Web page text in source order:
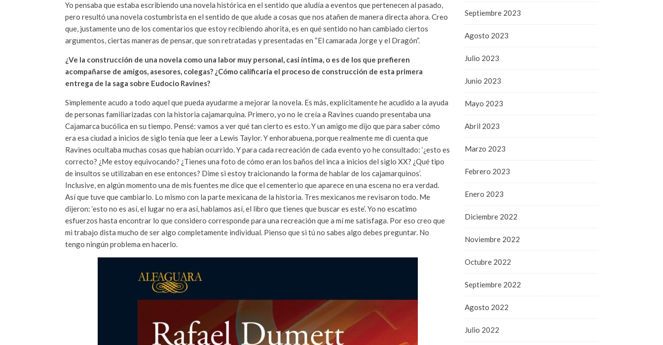
Yo pensaba que estaba escribiendo una novela histórica en el sentido que aludía a eventos que pertenecen al pasado,
pero resultó una novela costumbrista en el sentido de que alude a cosas que nos atañen de manera directa ahora. Creo
que, justamente uno de los comentarios que estoy recibiendo ahorita, es en qué sentido no han cambiado ciertos
argumentos, ciertas maneras de pensar, que son retratadas y presentadas en “El camarada Jorge y el Dragón”.
¿Ve la construcción de una novela como una labor muy personal, casi íntima, o es de los que prefieren
acompañarse de amigos, asesores, colegas? ¿Cómo calificaría el proceso de construcción de esta primera
entrega de la saga sobre Eudocio Ravines?
Simplemente acudo a todo aquel que pueda ayudarme a mejorar la novela. Es más, explícitamente he acudido a la ayuda
de personas familiarizadas con la historia cajamarquina. Primero, yo no le creía a Ravines cuando presentaba una
Cajamarca bucólica en su tiempo. Pensé: vamos a ver qué tan cierto es esto. Y un amigo me dijo que para saber cómo
era esa ciudad a inicios de siglo tenía que leer a Lewis Taylor. Y enhorabuena, porque realmente me di cuenta que
Ravines ocultaba muchas cosas que habían ocurrido. Y para cada recreación de cada evento yo he consultado: ‘¿esto es
correcto? ¿Me estoy equivocando? ¿Tienes una foto de cómo eran los baños del inca a inicios del siglo XX? ¿Qué tipo
de insultos se utilizaban en ese entonces? Dime si estoy traicionando la forma de hablar de los cajamarquinos’.
Inclusive, en algún momento una de mis fuentes me dice que el cementerio que aparece en una escena no era verdad.
Así que tuve que cambiarlo. Lo mismo con la parte mexicana de la historia. Tres mexicanos me revisaron todo. Me
dijeron: ‘esto no es así, el lugar no era así, hablamos así, el libro que tienes que buscar es este’. Yo no escatimo
esfuerzos hasta encontrar lo que considero corresponde para una recreación que a mí me satisfaga. Por eso creo que
mi trabajo dista mucho de ser algo completamente individual. Pienso que si tú no sabes algo debes preguntar. No
tengo ningún problema en hacerlo.
Septiembre 2023
Agosto 2023
Julio 2023
Junio 2023
Mayo 2023
Abril 2023
Marzo 2023
Febrero 2023
Enero 2023
Diciembre 2022
Noviembre 2022
Octubre 2022
Septiembre 2022
Agosto 2022
Julio 2022